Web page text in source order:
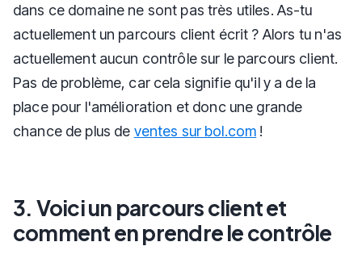
dans ce domaine ne sont pas très utiles. As-tu
actuellement un parcours client écrit ? Alors tu n'as
actuellement aucun contrôle sur le parcours client.
Pas de problème, car cela signifie qu'il y a de la
place pour l'amélioration et donc une grande
chance de plus de ventes sur bol.com !
3. Voici un parcours client et
comment en prendre le contrôle